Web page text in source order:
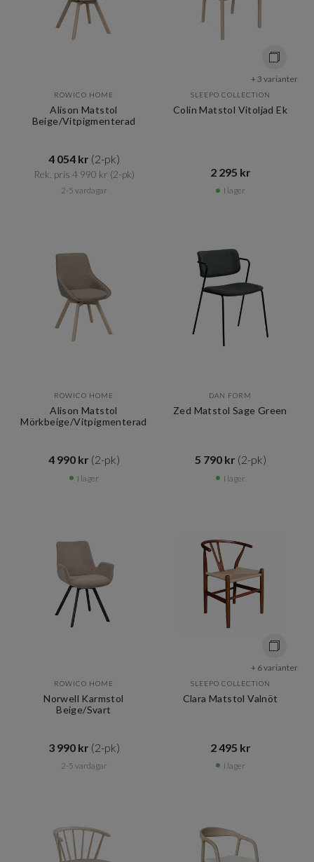
ROWICO HOME
Alison Matstol
Beige/Vitpigmenterad
4 054 kr​​ (2-pk)
Rek. pris 4 990 kr​​ (2-pk)
2-5 vardagar
+ 3 varianter
SLEEPO COLLECTION
Colin Matstol Vitoljad Ek
2 295 kr​​
I lager
ROWICO HOME
Alison Matstol
Mörkbeige/Vitpigmenterad
4 990 kr​​ (2-pk)
I lager
DAN FORM
Zed Matstol Sage Green
5 790 kr​​ (2-pk)
I lager
ROWICO HOME
Norwell Karmstol
Beige/Svart
3 990 kr​​ (2-pk)
2-5 vardagar
+ 6 varianter
SLEEPO COLLECTION
Clara Matstol Valnöt
2 495 kr​​
I lager